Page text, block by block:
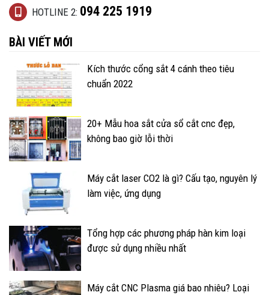
HOTLINE 2: 094 225 1919
BÀI VIẾT MỚI
Kích thước cổng sắt 4 cánh theo tiêu
chuẩn 2022
20+ Mẫu hoa sắt cửa sổ cắt cnc đẹp,
không bao giờ lỗi thời
Máy cắt laser CO2 là gì? Cấu tạo, nguyên lý
làm việc, ứng dụng
Tổng hợp các phương pháp hàn kim loại
được sử dụng nhiều nhất
Máy cắt CNC Plasma giá bao nhiêu? Loại